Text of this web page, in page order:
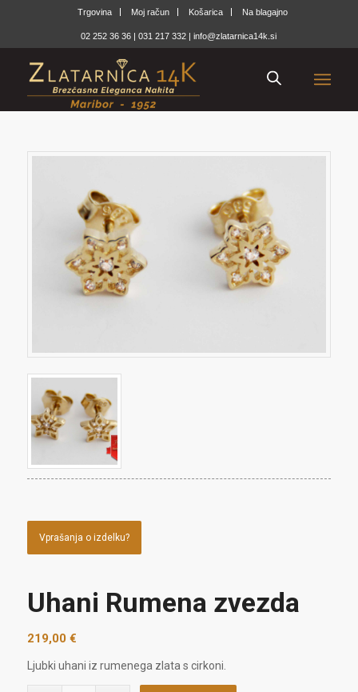
Trgovina Moj račun Košarica Na blagajno
02 252 36 36 |031 217 332 |info@zlatarnica14k.si
Vprašanja o izdelku?
Uhani Rumena zvezda
219,00 €
Ljubki uhani iz rumenega zlata s cirkoni.